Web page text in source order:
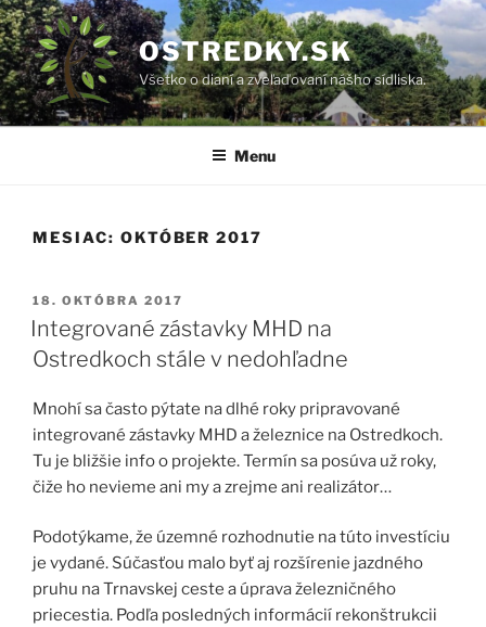
Prejsť
na
obsah
OSTREDKY.SK
Všetko o dianí a zveľaďovaní nášho sídliska.
Menu
MESIAC: OKTÓBER 2017
PUBLIKOVANÉ
18. OKTÓBRA 2017
Integrované zástavky MHD na
Ostredkoch stále v nedohľadne
Mnohí sa často pýtate na dlhé roky pripravované
integrované zástavky MHD a železnice na Ostredkoch.
Tu je bližšie info o projekte. Termín sa posúva už roky,
čiže ho nevieme ani my a zrejme ani realizátor…
Podotýkame, že územné rozhodnutie na túto investíciu
je vydané. Súčasťou malo byť aj rozšírenie jazdného
pruhu na Trnavskej ceste a úprava železničného
priecestia. Podľa posledných informácií rekonštrukcii